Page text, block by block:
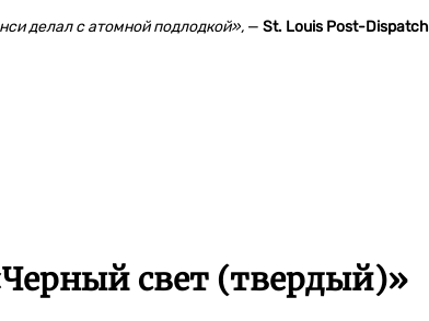
делал с атомной подлодкой», — St. Louis Post-Dispatch
свет (твердый)»